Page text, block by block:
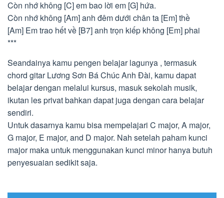
Còn nhớ không [C] em bao lời em [G] hứa.
Còn nhớ không [Am] anh đêm dưới chân ta [Em] thề
[Am] Em trao hết về [B7] anh trọn kiếp không [Em] phai
***
Seandainya kamu pengen belajar lagunya , termasuk
chord gitar Lương Sơn Bá Chúc Anh Đài, kamu dapat
belajar dengan melalui kursus, masuk sekolah musik,
ikutan les privat bahkan dapat juga dengan cara belajar
sendiri.
Untuk dasarnya kamu bisa mempelajari C major, A major,
G major, E major, and D major. Nah setelah paham kunci
major maka untuk menggunakan kunci minor hanya butuh
penyesuaian sedikit saja.